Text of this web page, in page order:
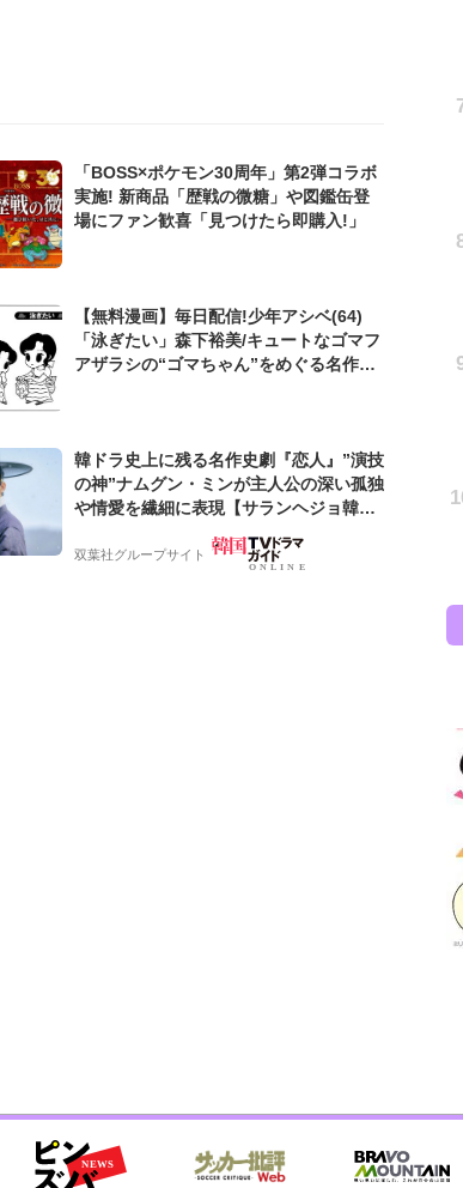
「BOSS×ポケモン30周年」第2弾コラボ
実施! 新商品「歴戦の微糖」や図鑑缶登
場にファン歓喜「見つけたら即購入!」
【無料漫画】毎日配信!少年アシベ(64)
「泳ぎたい」森下裕美/キュートなゴマフ
アザラシの“ゴマちゃん”をめぐる名作ギ
韓ドラ史上に残る名作史劇『恋人』”演技
の神”ナムグン・ミンが主人公の深い孤独
や情愛を繊細に表現【サランヘジョ韓ド
双葉社グループサイト